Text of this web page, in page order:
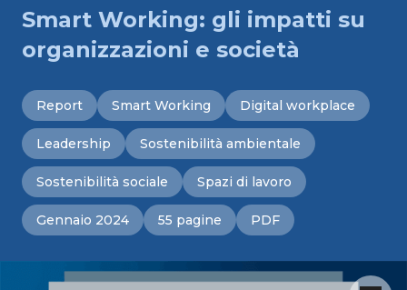
Smart Working: gli impatti su
organizzazioni e società
Report Smart Working Digital workplace
Leadership Sostenibilità ambientale
Sostenibilità sociale Spazi di lavoro
Gennaio 2024 55 pagine PDF